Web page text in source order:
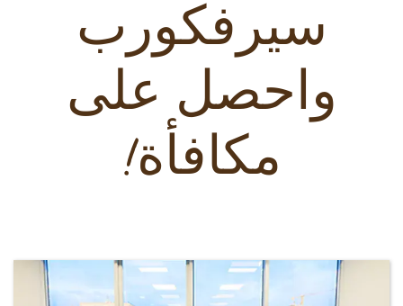
سيرفكورب
واحصل على
مكافأة!